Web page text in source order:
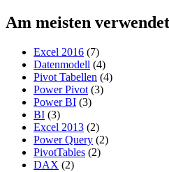
Am meisten
Excel 2016 (7)
Datenmodell (4)
Pivot Tabellen (4)
Power Pivot (3)
Power BI (3)
BI (3)
Excel 2013 (2)
Power Query (2)
PivotTables (2)
DAX (2)